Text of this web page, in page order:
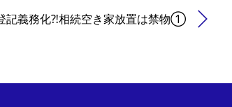
記義務化⁈相続空き家放置は禁物①